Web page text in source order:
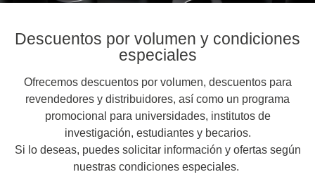
Descuentos por volumen y condiciones
especiales
Ofrecemos descuentos por volumen, descuentos para
revendedores y distribuidores, así como un programa
promocional para universidades, institutos de
investigación, estudiantes y becarios.
Si lo deseas, puedes solicitar información y ofertas según
nuestras condiciones especiales.